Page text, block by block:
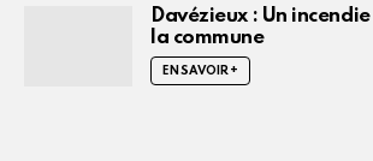
Davézieux : Un
la commune
EN SAVOIR +